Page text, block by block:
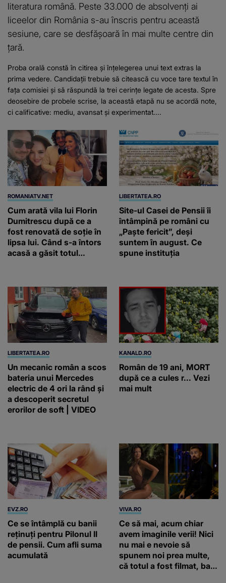
literatura română. Peste 33.000 de absolvenți ai
liceelor din România s-au înscris pentru această
sesiune, care se desfășoară în mai multe centre din
țară.
Proba orală constă în citirea și înțelegerea unui text extras la
prima vedere. Candidații trebuie să citească cu voce tare textul în
fața comisiei și să răspundă la trei cerințe legate de acesta. Spre
deosebire de probele scrise, la această etapă nu se acordă note,
ci calificative: mediu, avansat și experimentat....
ROMANIATV.NET
Cum arată vila lui Florin
Dumitrescu după ce a
fost renovată de soție în
lipsa lui. Când s-a întors
acasă a găsit totul
LIBERTATEA.RO
Site-ul Casei de Pensii îi
întâmpină pe români cu
„Paște fericit”, deși
suntem în august. Ce
spune instituția
LIBERTATEA.RO
Un mecanic român a scos
bateria unui Mercedes
electric de 4 ori la rând și
a descoperit secretul
erorilor de soft | VIDEO
KANALD.RO
Român de 19 ani, MORT
după ce a cules r... Vezi
mai mult
EVZ.RO
Ce se întâmplă cu banii
reținuți pentru Pilonul II
de pensii. Cum afli suma
acumulată
VIVA.RO
Ce să mai, acum chiar
avem imaginile verii! Nici
nu mai e nevoie să
spunem noi prea multe,
că totul a fost filmat, ba